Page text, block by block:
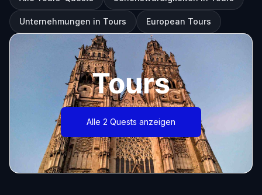
Unternehmungen in Tours European Tours
Tours
Alle 2 Quests anzeigen